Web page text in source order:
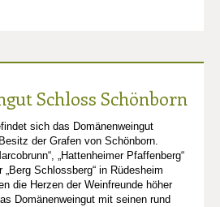
Schloss Schönborn
sich das Domänenweingut
der Grafen von Schönborn.
„Hattenheimer Pfaffenberg“
„Berg Schlossberg“ in Rüdesheim
die Herzen der Weinfreunde höher
Domänenweingut mit seinen rund